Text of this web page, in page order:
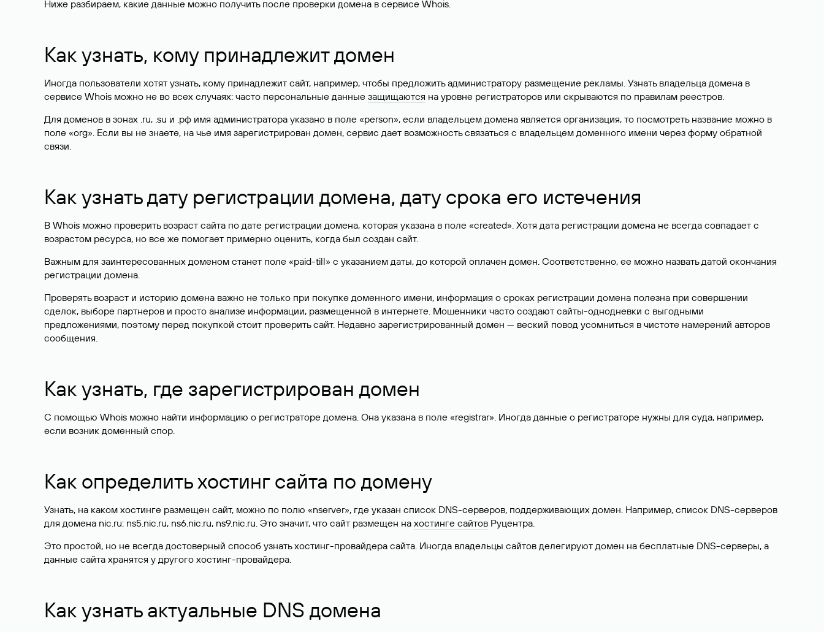
Ниже разбираем, какие данные можно получить после проверки домена в сервисе Whois.
Как узнать, кому принадлежит домен
Иногда пользователи хотят узнать, кому принадлежит сайт, например, чтобы предложить администратору размещение рекламы. Узнать владельца домена в
сервисе Whois можно не во всех случаях: часто персональные данные защищаются на уровне регистраторов или скрываются по правилам реестров.
Для доменов в зонах .ru, .su и .рф имя администратора указано в поле «person», если владельцем домена является организация, то посмотреть название можно в
поле «org». Если вы не знаете, на чье имя зарегистрирован домен, сервис дает возможность связаться с владельцем доменного имени через форму обратной
связи.
Как узнать дату регистрации домена, дату срока его истечения
В Whois можно проверить возраст сайта по дате регистрации домена, которая указана в поле «created». Хотя дата регистрации домена не всегда совпадает с
возрастом ресурса, но все же помогает примерно оценить, когда был создан сайт.
Важным для заинтересованных доменом станет поле «paid-till» с указанием даты, до которой оплачен домен. Соответственно, ее можно назвать датой окончания
регистрации домена.
Проверять возраст и историю домена важно не только при покупке доменного имени, информация о сроках регистрации домена полезна при совершении
сделок, выборе партнеров и просто анализе информации, размещенной в интернете. Мошенники часто создают сайты-однодневки с выгодными
предложениями, поэтому перед покупкой стоит проверить сайт. Недавно зарегистрированный домен — веский повод усомниться в чистоте намерений авторов
сообщения.
Как узнать, где зарегистрирован домен
С помощью Whois можно найти информацию о регистраторе домена. Она указана в поле «registrar». Иногда данные о регистраторе нужны для суда, например,
если возник доменный спор.
Как определить хостинг сайта по домену
Узнать, на каком хостинге размещен сайт, можно по полю «nserver», где указан список DNS-серверов, поддерживающих домен. Например, список DNS-серверов
для домена nic.ru: ns5.nic.ru, ns6.nic.ru, ns9.nic.ru. Это значит, что сайт размещен на хостинге сайтов Руцентра.
Это простой, но не всегда достоверный способ узнать хостинг-провайдера сайта. Иногда владельцы сайтов делегируют домен на бесплатные DNS-серверы, а
данные сайта хранятся у другого хостинг-провайдера.
Как узнать актуальные DNS домена